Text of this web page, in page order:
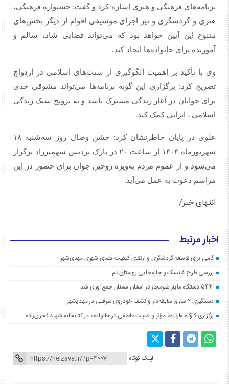
برنامه‌های فرهنگی و هنری اشاره کرد و گفت: جشنواره فرهنگی،
هنری و گردشگری و نیز اجرای موسیقی اقوام از دیگر بخش‌های
متنوع این آیین خواهد بود که می‌تواند فضایی شاد، سالم و
آموزنده برای خانواده‌ها ایجاد کند.
وی با تأکید بر اهمیت الگوگیری از سنت‌های اسلامی در ازدواج
تصریح کرد: برگزاری این گونه برنامه‌ها می‌تواند مشوقی جدی
برای جوانان در آغاز زندگی مشترک باشد و به ترویج سبک زندگی
اسلامی ـ ایرانی کمک کند.
علوی در پایان خاطرنشان کرد: جشن وصال روز سه‌شنبه ۱۸
شهریورماه ۱۴۰۴ از ساعت ۲۰ در پارک پردیس شهمیرزاد برگزار
می‌شود و از عموم مردم به‌ویژه زوجین جوان برای حضور در این
مراسم دعوت به عمل می‌آید.
انتهای خبر/
اخبار مرتبط
گامی برای توسعه گردشگری و ارتقای کیفیت فضای شهری مهدی‌شهر
بررسی طرح فینسک و جابه‌جایی روستای تم
۵۴۹۲ دستگاه ماینر غیرمجاز در استان سمنان جمع‌آوری شد
دستگیری ۲ سارق سابقه‌دار و کشف خودروی سرقتی در مهدیشهر
برگزاری کارگاه «ارتباط مؤثر و امنیت عاطفی در خانواده» در کتابخانه شهید فخری‌زاده
لینک کوتاه